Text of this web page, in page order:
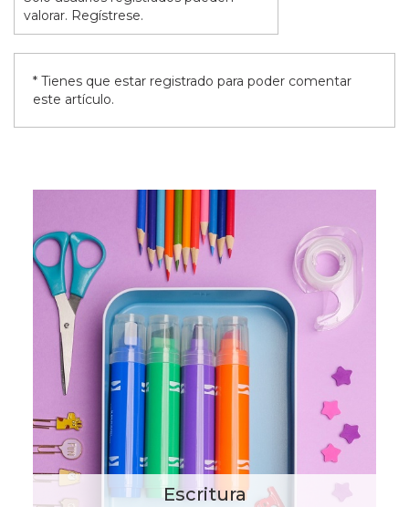
valorar. Regístrese.
* Tienes que estar registrado para poder comentar
este artículo.
Escritura